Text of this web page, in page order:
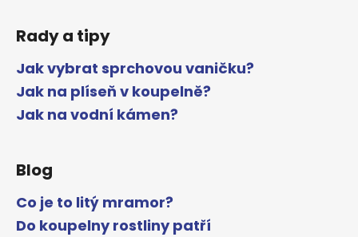
Rady a tipy
Jak vybrat sprchovou vaničku?
Jak na plíseň v koupelně?
Jak na vodní kámen?
Blog
Co je to litý mramor?
Do koupelny rostliny patří